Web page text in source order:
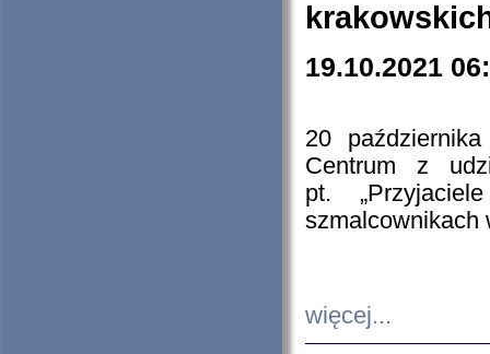
19.10.2021
20
Centrum z
pt.
szmalcownikach
więcej...